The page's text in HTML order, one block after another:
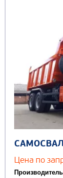
Цена по
Производитель